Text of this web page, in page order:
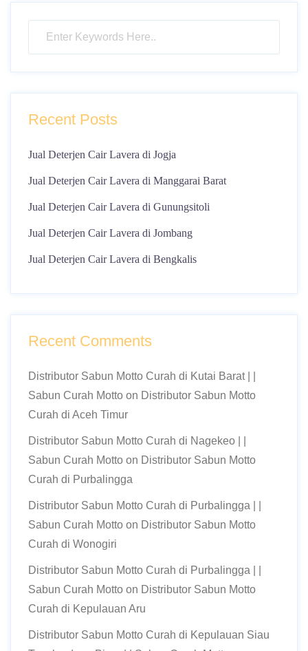
Recent Posts
Jual Deterjen Cair Lavera di Jogja
Jual Deterjen Cair Lavera di Manggarai Barat
Jual Deterjen Cair Lavera di Gunungsitoli
Jual Deterjen Cair Lavera di Jombang
Jual Deterjen Cair Lavera di Bengkalis
Recent Comments
Distributor Sabun Motto Curah di Kutai Barat | |
Sabun Curah Motto on Distributor Sabun Motto
Curah di Aceh Timur
Distributor Sabun Motto Curah di Nagekeo | |
Sabun Curah Motto on Distributor Sabun Motto
Curah di Purbalingga
Distributor Sabun Motto Curah di Purbalingga | |
Sabun Curah Motto on Distributor Sabun Motto
Curah di Wonogiri
Distributor Sabun Motto Curah di Purbalingga | |
Sabun Curah Motto on Distributor Sabun Motto
Curah di Kepulauan Aru
Distributor Sabun Motto Curah di Kepulauan Siau